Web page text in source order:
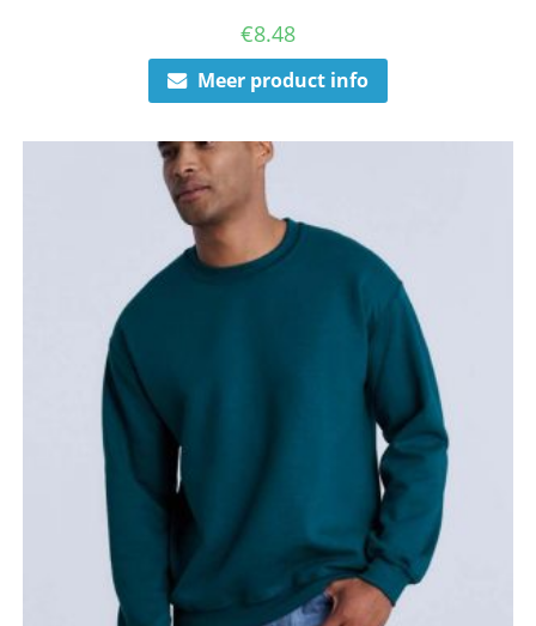
€8.48
Meer product info